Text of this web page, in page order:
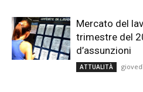
Mercato del
trimestre del
d’assunzioni
ATTUALITÀ